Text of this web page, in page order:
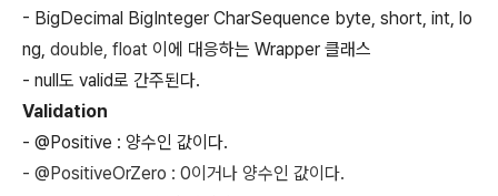
- BigDecimal BigInteger CharSequence byte, short, int, lo
ng, double, float 이에 대응하는 Wrapper 클래스
- null 도 valid로 간주된다.
Validation
- @Positive : 양수인 값이다.
- @ PositiveOrZero : 0이거나 양수인 값이다.